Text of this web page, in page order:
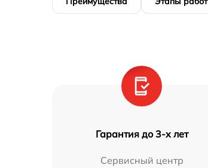
Гарантия до 3-х лет
Сервисный центр